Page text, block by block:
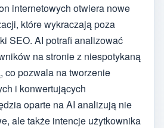
internetowych otwiera nowe
które wykraczają poza
SEO. AI potrafi analizować
na stronie z niespotykaną
co pozwala na tworzenie
i konwertujących
oparte na AI analizują nie
ale także intencje użytkownika